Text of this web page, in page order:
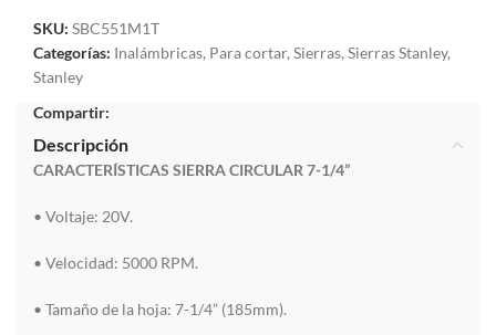
SKU: SBC551M1T
Categorías: Inalámbricas, Para cortar, Sierras, Sierras Stanley,
Stanley
Compartir:
Descripción
CARACTERÍSTICAS SIERRA CIRCULAR 7-1/4”
• Voltaje: 20V.
• Velocidad: 5000 RPM.
• Tamaño de la hoja: 7-1/4” (185mm).